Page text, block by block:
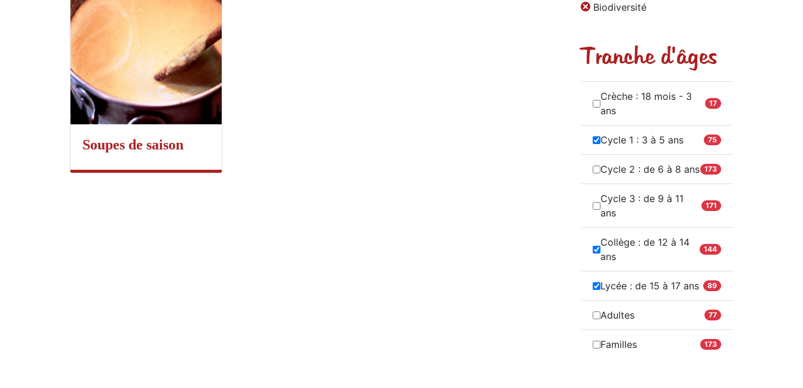
Soupes de saison
Biodiversité
Tranche d'âges
Crèche : 18 mois - 3
ans
17
Cycle 1 : 3 à 5 ans 75
Cycle 2 : de 6 à 8 ans 173
Cycle 3 : de 9 à 11
ans
171
Collège : de 12 à 14
ans
144
Lycée : de 15 à 17 ans 89
Adultes 77
Familles 173